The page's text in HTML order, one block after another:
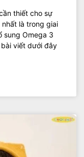
thiết cho sự
là trong giai
sung Omega 3
bài viết dưới đây